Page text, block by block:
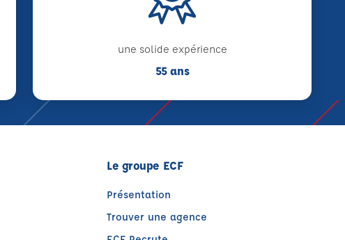
une solide expérience
55 ans
Le groupe ECF
Présentation
Trouver une agence